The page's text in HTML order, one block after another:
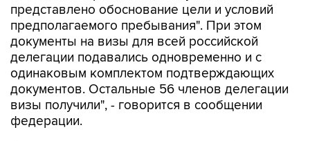
представлено обоснование цели и условий
предполагаемого пребывания". При этом
документы на визы для всей российской
делегации подавались одновременно и с
одинаковым комплектом подтверждающих
документов. Остальные 56 членов делегации
визы получили", - говорится в сообщении
федерации.